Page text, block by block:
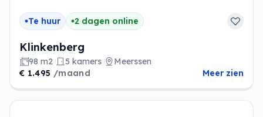
Te huur 2 dagen online
Klinkenberg
98 m2 5 kamers
Meerssen
€ 1.495 /maand Meer zien